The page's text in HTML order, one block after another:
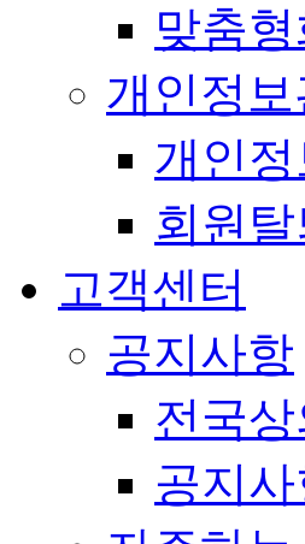
맞춤
개인정보
개인
회원탈
고객센터
공지사항
전국
공지